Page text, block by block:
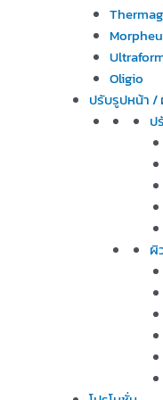
Oligio
ปรับรูปหน้า
ป
ผิ